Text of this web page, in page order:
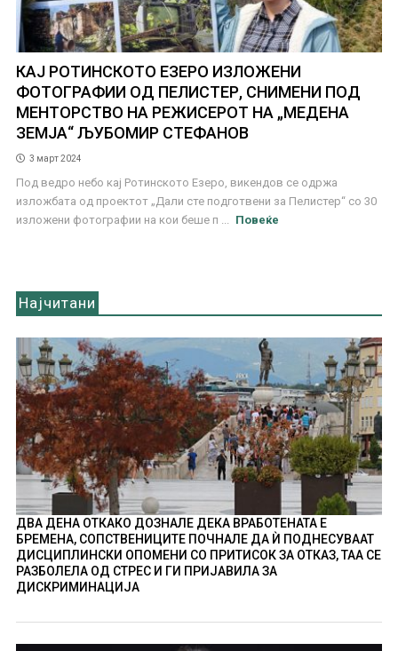
КАЈ РОТИНСКОТО ЕЗЕРО ИЗЛОЖЕНИ
ФОТОГРАФИИ ОД ПЕЛИСТЕР, СНИМЕНИ ПОД
МЕНТОРСТВО НА РЕЖИСЕРОТ НА „МЕДЕНА
ЗЕМЈА“ ЉУБОМИР СТЕФАНОВ
3 март 2024
Под ведро небо кај Ротинското Езеро, викендов се одржа
изложбата од проектот „Дали сте подготвени за Пелистер“ со 30
изложени фотографии на кои беше п ...
Повеќе
Најчитани
ДВА ДЕНА ОТКАКО ДОЗНАЛЕ ДЕКА ВРАБОТЕНАТА Е
БРЕМЕНА, СОПСТВЕНИЦИТЕ ПОЧНАЛЕ ДА Ѝ ПОДНЕСУВААТ
ДИСЦИПЛИНСКИ ОПОМЕНИ СО ПРИТИСОК ЗА ОТКАЗ, ТАА СЕ
РАЗБОЛЕЛА ОД СТРЕС И ГИ ПРИЈАВИЛА ЗА
ДИСКРИМИНАЦИЈА